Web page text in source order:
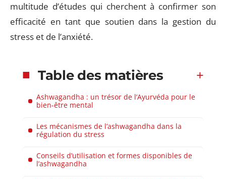
multitude d’études qui cherchent à confirmer son
efficacité en tant que soutien dans la gestion du
stress et de l’anxiété.
Table des matières
Ashwagandha : un trésor de l’Ayurvéda pour le
bien-être mental
Les mécanismes de l’ashwagandha dans la
régulation du stress
Conseils d’utilisation et formes disponibles de
l’ashwagandha